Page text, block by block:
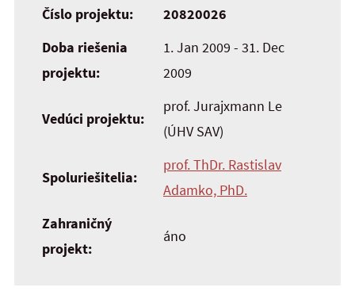
Číslo projektu:
20820026
Doba riešenia
projektu:
1. Jan 2009 - 31. Dec
2009
Vedúci projektu:
prof. Jurajxmann Le
(ÚHV SAV)
Spoluriešitelia:
prof. ThDr. Rastislav
Adamko, PhD.
Zahraničný
projekt:
áno